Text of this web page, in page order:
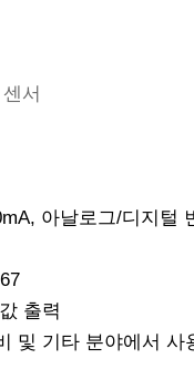
서
아날로그/디지털
출력
및 기타 분야에서 사